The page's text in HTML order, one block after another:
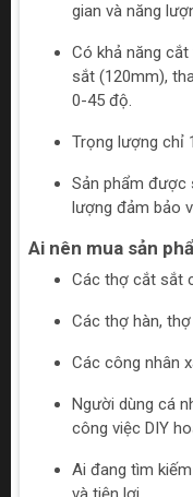
gian và năng
Có khả năng
sắt (120mm),
0-45 độ.
Trọng lượng chỉ
Sản phẩm được
lượng đảm bảo
Ai nên mua sản
Các thợ cắt sắt
Các thợ hàn,
Các công nhân
Người dùng cá
công việc DIY
Ai đang tìm